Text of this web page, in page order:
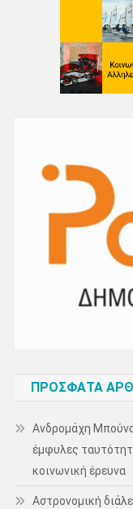
ΠΡΌΣΦΑΤΑ
Ανδρομάχη
έμφυλες
κοινωνική έρευνα
Αστρονομική